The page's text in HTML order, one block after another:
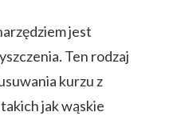
jest
Ten rodzaj
kurzu z
jak wąskie